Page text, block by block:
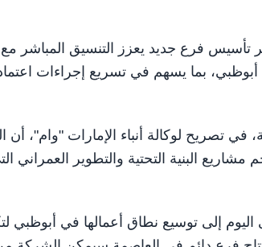
فرع جديد يعزز التنسيق المباشر مع
أبوظبي، بما يسهم في تسريع إجراءات اعتماد
في تصريح لوكالة أنباء الإمارات "وام"،
البنية التحتية والتطوير العمراني
إلى توسيع نطاق أعمالها في أبوظبي